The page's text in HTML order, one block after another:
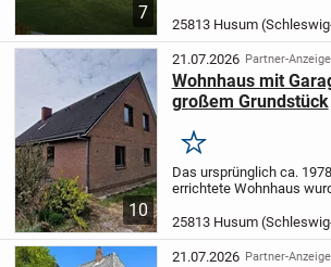
7
einer Ebene verteilt,
und insgesamt 107,17
perfekt...
25813 Husum
10
21.07.2026 Partner-Anzeige
Wohnhaus mit
großem Grundstück
Merken
Das ursprünglich ca.
errichtete Wohnhaus
damit interessante
individuellen Nutzung und
Weiterentwicklung....
25813 Husum
21.07.2026 Partner-Anzeige